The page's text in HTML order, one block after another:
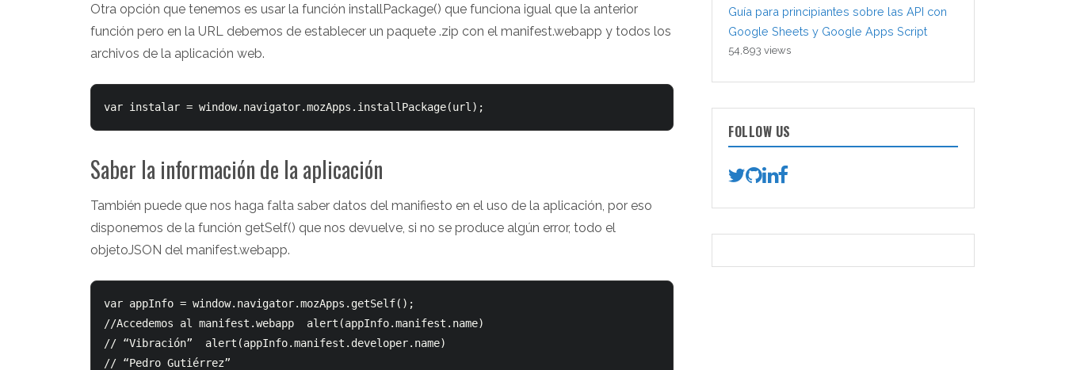
Otra opción que tenemos es usar la función installPackage() que funciona igual que la anterior
función pero en la URL debemos de establecer un paquete .zip con el manifest.webapp y todos los
archivos de la aplicación web.
var instalar = window.navigator.mozApps.installPackage(url);
Saber la información de la aplicación
También puede que nos haga falta saber datos del manifiesto en el uso de la aplicación, por eso
disponemos de la función getSelf() que nos devuelve, si no se produce algún error, todo el
objetoJSON del manifest.webapp.
var appInfo = window.navigator.mozApps.getSelf();
//Accedemos al manifest.webapp  alert(appInfo.manifest.name)
// “Vibración”  alert(appInfo.manifest.developer.name)
// “Pedro Gutiérrez”
Guía para principiantes sobre las API con
Google Sheets y Google Apps Script
54,893 views
FOLLOW US